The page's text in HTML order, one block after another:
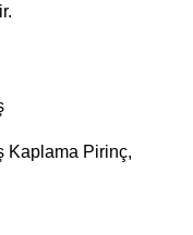
Kaplama Pirinç,